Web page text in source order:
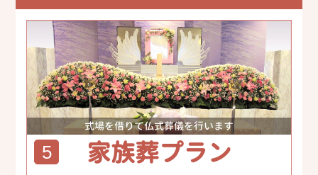
式場を借りて仏式葬儀を行います
5 家族葬プラン